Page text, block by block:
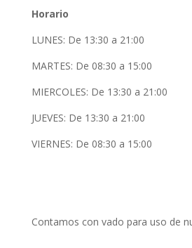
Horario
LUNES: De 13:30 a 21:00
MARTES: De 08:30 a 15:00
MIERCOLES: De 13:30 a 21:00
JUEVES: De 13:30 a 21:00
VIERNES: De 08:30 a 15:00
Contamos con vado para uso de